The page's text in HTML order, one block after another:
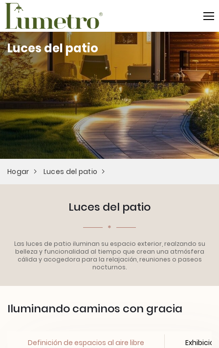
Luces del patio
Hogar Luces del patio
Luces del patio
*
Las luces de patio iluminan su espacio exterior, realzando su
belleza y funcionalidad al tiempo que crean una atmósfera
cálida y acogedora para la relajación, reuniones o paseos
nocturnos.
Iluminando caminos con gracia
Definición de espacios al aire libre